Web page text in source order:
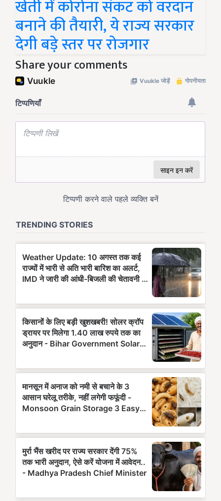
खेती में कोरोना संकट को वरदान
बनाने की तैयारी, ये राज्य सरकार
देगी बड़े स्तर पर रोजगार
Share your comments